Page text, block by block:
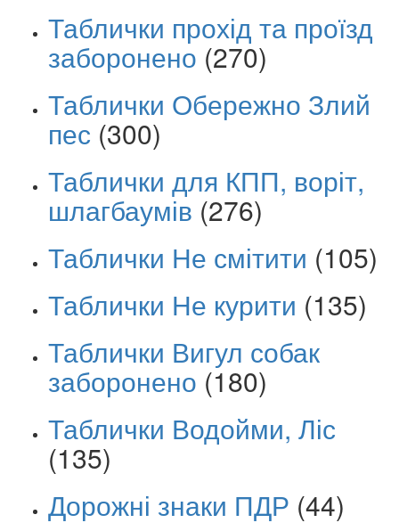
Таблички прохід та проїзд
заборонено (270)
Таблички Обережно Злий
пес (300)
Таблички для КПП, воріт,
шлагбаумів (276)
Таблички Не смітити (105)
Таблички Не курити (135)
Таблички Вигул собак
заборонено (180)
Таблички Водойми, Ліс
(135)
Дорожні знаки ПДР (44)